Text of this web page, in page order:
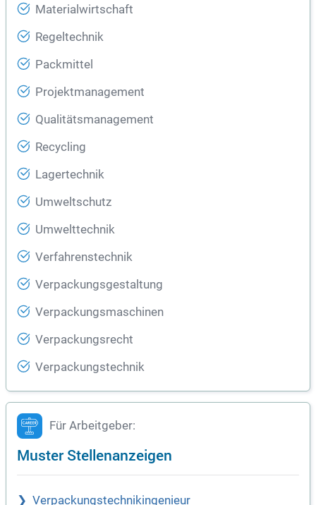
Materialwirtschaft
Regeltechnik
Packmittel
Projektmanagement
Qualitätsmanagement
Recycling
Lagertechnik
Umweltschutz
Umwelttechnik
Verfahrenstechnik
Verpackungsgestaltung
Verpackungsmaschinen
Verpackungsrecht
Verpackungstechnik
Für Arbeitgeber:
Muster Stellenanzeigen
Verpackungstechnikingenieur